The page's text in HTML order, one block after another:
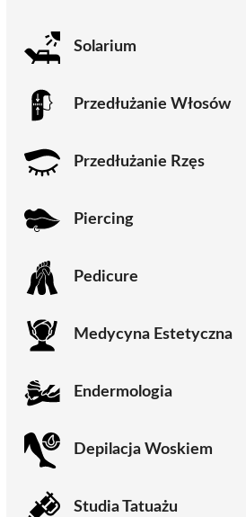
Solarium
Przedłużanie Włosów
Przedłużanie Rzęs
Piercing
Pedicure
Medycyna Estetyczna
Endermologia
Depilacja Woskiem
Studia Tatuażu